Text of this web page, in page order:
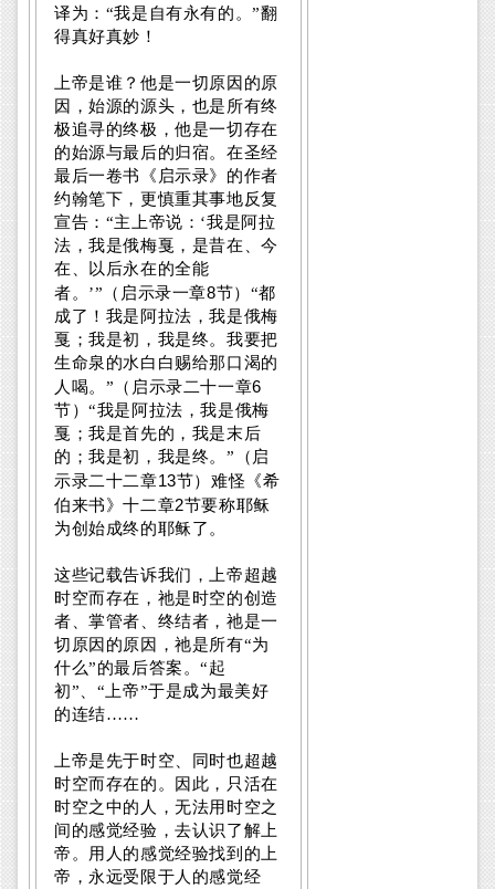
译为：“我是自有永有的。”翻
得真好真妙！
上帝是谁？他是一切原因的原
因，始源的源头，也是所有终
极追寻的终极，他是一切存在
的始源与最后的归宿。在圣经
最后一卷书《启示录》的作者
约翰笔下，更慎重其事地反复
宣告：“主上帝说：‘我是阿拉
法，我是俄梅戛，是昔在、今
在、以后永在的全能
者。’”（启示录一章8节）“都
成了！我是阿拉法，我是俄梅
戛；我是初，我是终。我要把
生命泉的水白白赐给那口渴的
人喝。”（启示录二十一章6
节）“我是阿拉法，我是俄梅
戛；我是首先的，我是末后
的；我是初，我是终。”（启
示录二十二章13节）难怪《希
伯来书》十二章2节要称耶稣
为创始成终的耶稣了。
这些记载告诉我们，上帝超越
时空而存在，祂是时空的创造
者、掌管者、终结者，祂是一
切原因的原因，祂是所有“为
什么”的最后答案。“起
初”、“上帝”于是成为最美好
的连结……
上帝是先于时空、同时也超越
时空而存在的。因此，只活在
时空之中的人，无法用时空之
间的感觉经验，去认识了解上
帝。用人的感觉经验找到的上
帝，永远受限于人的感觉经